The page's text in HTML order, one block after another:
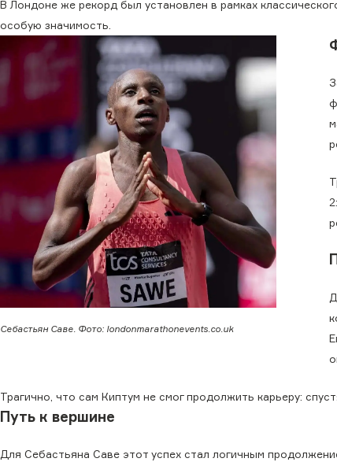
В Лондоне же рекорд был установлен в рамках
особую значимость.
Себастьян Саве. Фото: londonmarathonevents.co.uk
Трагично, что сам Киптум не смог продолжить карьеру:
Путь к вершине
Для Себастьяна Саве этот успех стал логичным